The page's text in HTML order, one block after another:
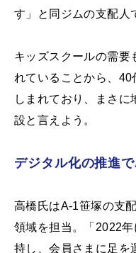
す」と同ジムの支配人
キッズスクールの需要
れていることから、
しまれており、まさに
設と言えよう。
デジタル化の推進
高橋氏はA-1笹塚の支
領域を担当。「2022
持し、会員さまに足を